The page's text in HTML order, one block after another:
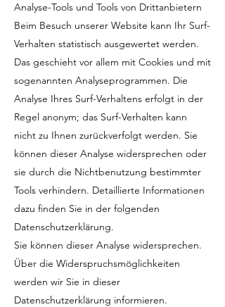
Analyse-Tools und Tools von Drittanbietern
Beim Besuch unserer Website kann Ihr Surf-
Verhalten statistisch ausgewertet werden.
Das geschieht vor allem mit Cookies und mit
sogenannten Analyseprogrammen. Die
Analyse Ihres Surf-Verhaltens erfolgt in der
Regel anonym; das Surf-Verhalten kann
nicht zu Ihnen zurückverfolgt werden. Sie
können dieser Analyse widersprechen oder
sie durch die Nichtbenutzung bestimmter
Tools verhindern. Detaillierte Informationen
dazu finden Sie in der folgenden
Datenschutzerklärung.
Sie können dieser Analyse widersprechen.
Über die Widerspruchsmöglichkeiten
werden wir Sie in dieser
Datenschutzerklärung informieren.